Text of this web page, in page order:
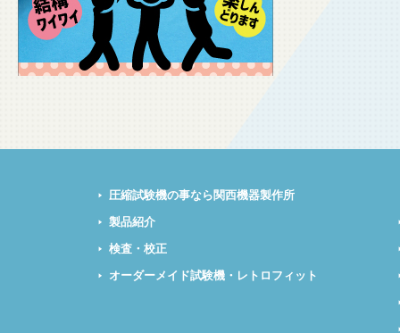
圧縮試験機の事なら関西機器製作所
製品紹介
検査・校正
オーダーメイド試験機・レトロフィット